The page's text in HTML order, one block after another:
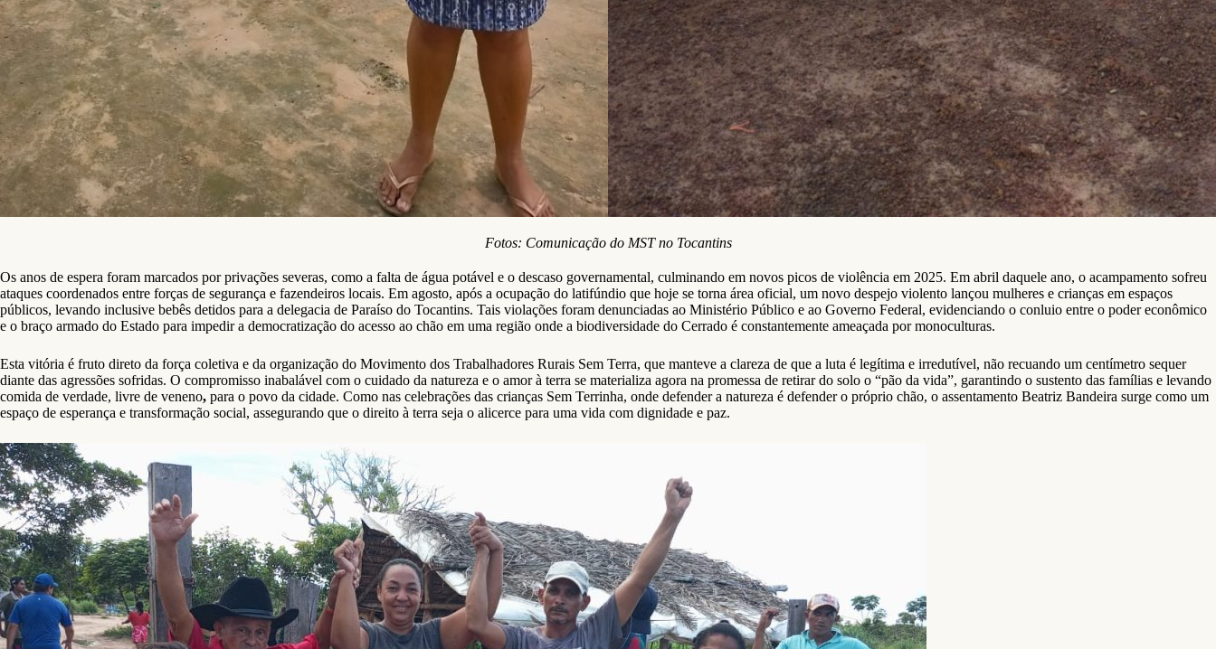
Fotos: Comunicação do MST no Tocantins
Os anos de espera foram marcados por privações severas, como a falta de água potável e o descaso governamental, culminando em novos picos de violência em 2025. Em abril daquele ano, o acampamento sofreu
ataques coordenados entre forças de segurança e fazendeiros locais. Em agosto, após a ocupação do latifúndio que hoje se torna área oficial, um novo despejo violento lançou mulheres e crianças em espaços
públicos, levando inclusive bebês detidos para a delegacia de Paraíso do Tocantins. Tais violações foram denunciadas ao Ministério Público e ao Governo Federal, evidenciando o conluio entre o poder econômico
e o braço armado do Estado para impedir a democratização do acesso ao chão em uma região onde a biodiversidade do Cerrado é constantemente ameaçada por monoculturas.
Esta vitória é fruto direto da força coletiva e da organização do Movimento dos Trabalhadores Rurais Sem Terra, que manteve a clareza de que a luta é legítima e irredutível, não recuando um centímetro sequer
diante das agressões sofridas. O compromisso inabalável com o cuidado da natureza e o amor à terra se materializa agora na promessa de retirar do solo o “pão da vida”, garantindo o sustento das famílias e levando
comida de verdade, livre de veneno, para o povo da cidade. Como nas celebrações das crianças Sem Terrinha, onde defender a natureza é defender o próprio chão, o assentamento Beatriz Bandeira surge como um
espaço de esperança e transformação social, assegurando que o direito à terra seja o alicerce para uma vida com dignidade e paz.